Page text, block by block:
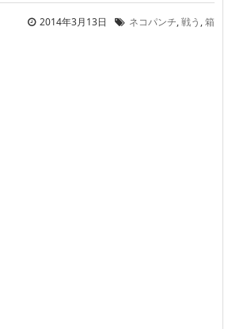
2014年3月13日 ネコパンチ,戦う ,箱